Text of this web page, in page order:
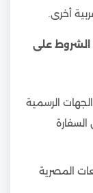
أخرى.
الشروط على
الرسمية
السفارة
المصرية